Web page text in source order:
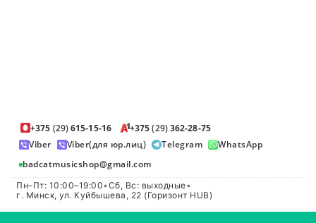
+375 (29)615-15-16 +375(29)362-28-75
Viber
Viber(для юр.лиц) Telegram
WhatsApp
badcatmusicshop@gmail.com
Пн–Пт: 10:00–19:00•Сб, Вс: выходные•
г. Минск, ул. Куйбышева, 22 (Горизонт HUB)